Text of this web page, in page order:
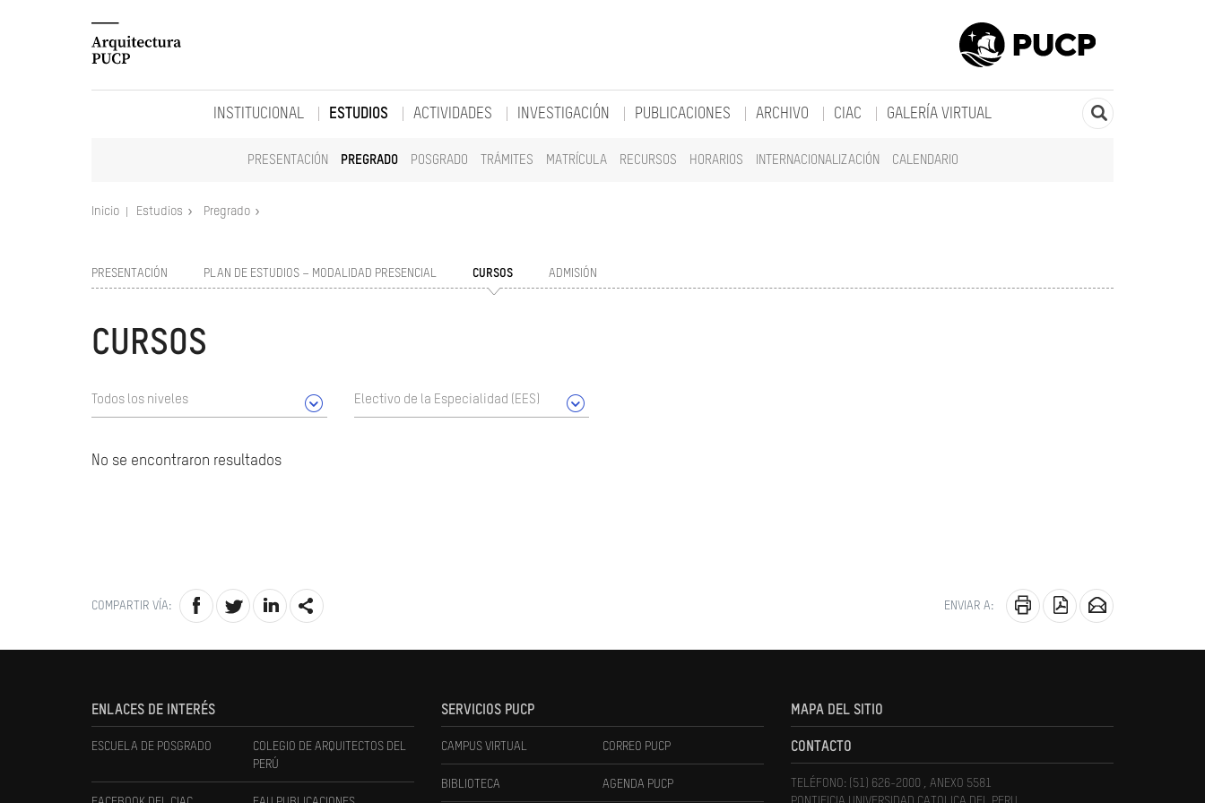
INSTITUCIONAL ESTUDIOS
PRESENTACIÓN PREGRADO POSGRADO TRÁMITES MATRÍCULA RECURSOS HORARIOS INTERNACIONALIZACIÓN CALENDARIO
ACTIVIDADES INVESTIGACIÓN PUBLICACIONES ARCHIVO CIAC GALERÍA VIRTUAL
Inicio Estudios Pregrado
PRESENTACIÓN PLAN DE ESTUDIOS – MODALIDAD PRESENCIAL CURSOS ADMISIÓN
CURSOS
Todos los niveles Electivo de la Especialidad (EES)
No se encontraron resultados
COMPARTIR VÍA: ENVIAR A:
ENLACES DE INTERÉS
ESCUELA DE POSGRADO
COLEGIO DE ARQUITECTOS DEL
PERÚ
SERVICIOS PUCP
CAMPUS VIRTUAL CORREO PUCP
BIBLIOTECA AGENDA PUCP
MAPA DEL SITIO
CONTACTO
TELÉFONO: (51) 626-2000 , ANEXO 5581